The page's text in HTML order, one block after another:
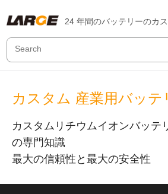
24 年間のバッテリーのカ
カスタム 産業用バッテ
カスタムリチウムイオンバッテ
の専門知識
最大の信頼性と最大の安全性